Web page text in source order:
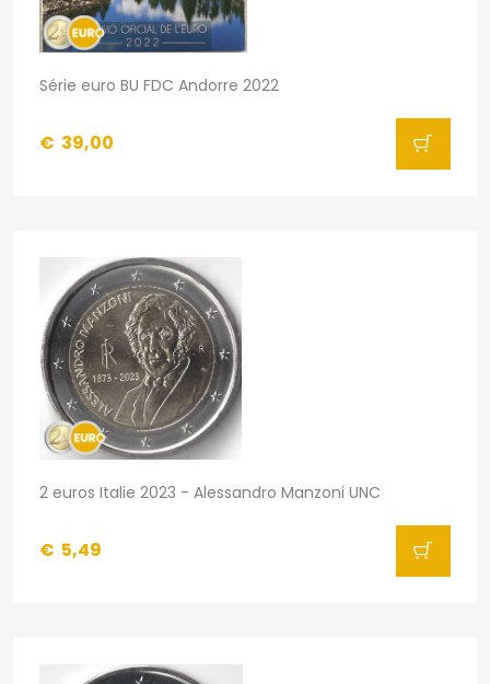
Série euro BU FDC Andorre 2022
€ 39,00
2 euros Italie 2023 - Alessandro Manzoni UNC
€ 5,49